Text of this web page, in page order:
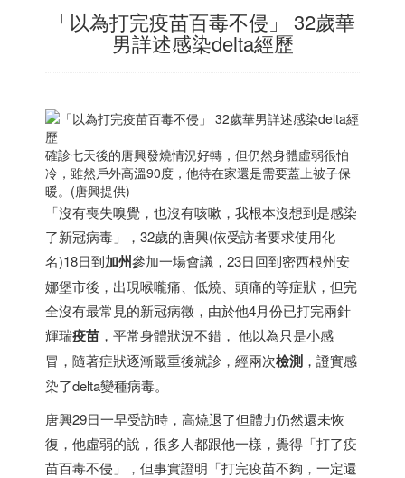
「以為打完疫苗百毒不侵」 32歲華
男詳述感染delta經歷
確診七天後的唐興發燒情況好轉，但仍然身體虛弱很怕
冷，雖然戶外高溫90度，他待在家還是需要蓋上被子保
暖。(唐興提供)
「沒有喪失嗅覺，也沒有咳嗽，我根本沒想到是感染
了新冠病毒」，32歲的唐興(依受訪者要求使用化
名)18日到加州參加一場會議，23日回到密西根州安
娜堡市後，出現喉嚨痛、低燒、頭痛的等症狀，但完
全沒有最常見的新冠病徵，由於他4月份已打完兩針
輝瑞疫苗 ，平常身體狀況不錯， 他以為只是小感
冒，隨著症狀逐漸嚴重後就診，經兩次檢測 ，證實感
染了delta變種病毒。
唐興29日一早受訪時，高燒退了但體力仍然還未恢
復，他虛弱的說，很多人都跟他一樣，覺得「打了疫
苗百毒不侵」，但事實證明「打完疫苗不夠，一定還